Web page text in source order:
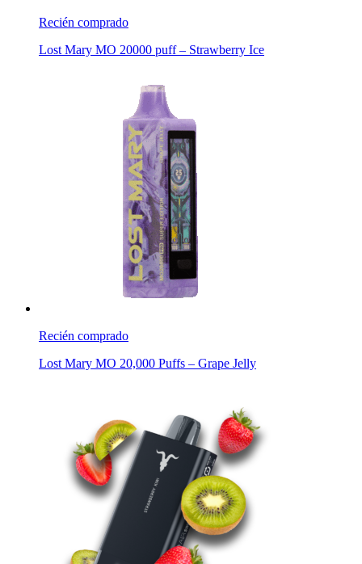
Recién comprado
Lost Mary MO 20000 puff – Strawberry Ice
Recién comprado
Lost Mary MO 20,000 Puffs – Grape Jelly